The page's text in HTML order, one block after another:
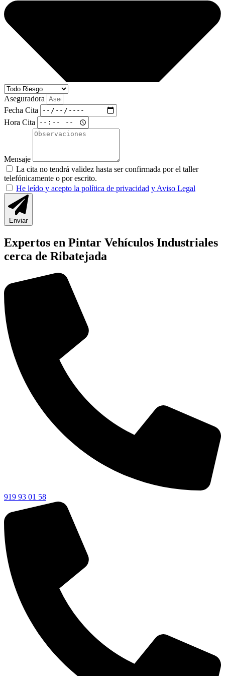
Aseguradora
Fecha Cita
Hora Cita
Mensaje
La cita no tendrá validez hasta ser confirmada por el taller
telefónicamente o por escrito.
He leído y acepto la política de privacidad y Aviso Legal
Enviar
Expertos en Pintar Vehículos Industriales
cerca de Ribatejada
919 93 01 58